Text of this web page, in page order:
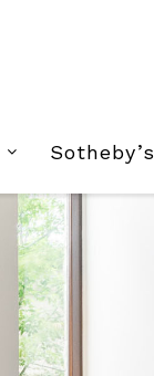
Sotheby’s